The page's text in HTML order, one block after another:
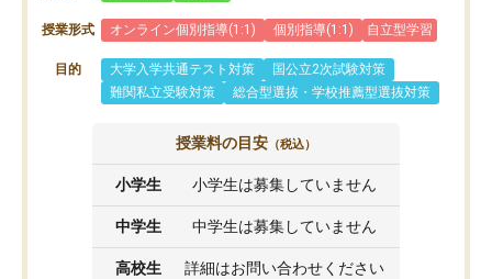
授業形式 オンライン個別指導(1:1) 個別指導(1:1) 自立型学習
目的 大学入学共通テスト対策
国公立2次試験対策
難関私立受験対策
総合型選抜・学校推薦型選抜対策
授業料の目安 （税込）
小学生 小学生は募集していません
中学生 中学生は募集していません
高校生 詳細はお問い合わせください